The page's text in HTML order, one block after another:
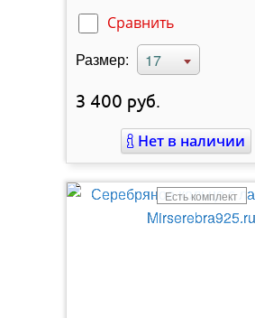
Сравнить
Размер: 17
3 400 руб.
Нет в наличии
Есть комплект